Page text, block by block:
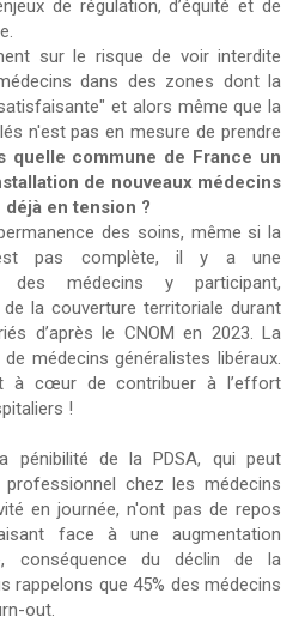
de régulation, d’équité et de
sur le risque de voir interdite
dans des zones dont la
et alors même que la
n'est pas en mesure de prendre
quelle commune de France un
de nouveaux médecins
en tension ?
des soins, même si la
pas complète, il y a une
des médecins y participant,
de la couverture territoriale durant
d’après le CNOM en 2023. La
médecins généralistes libéraux.
à cœur de contribuer à l’effort
!
pénibilité de la PDSA, qui peut
chez les médecins
en journée, n'ont pas de repos
face à une augmentation
conséquence du déclin de la
rappelons que 45% des médecins
out.